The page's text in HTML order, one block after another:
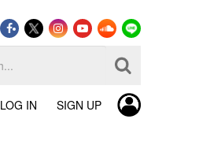
LOG IN SIGN UP